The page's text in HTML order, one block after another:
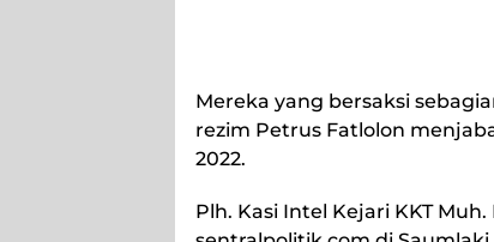
Mereka yang bersaksi
rezim Petrus Fatlolon
2022.
Plh. Kasi Intel Kejari KKT